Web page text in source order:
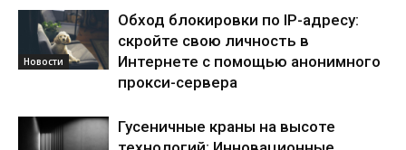
Новости
Обход блокировки по IP-адресу:
скройте свою личность в
Интернете с помощью анонимного
прокси-сервера
Гусеничные краны на высоте